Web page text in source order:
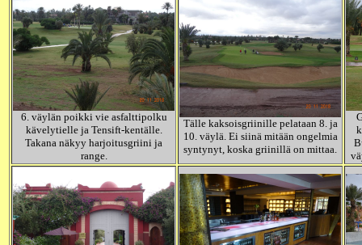
6. väylän poikki vie asfalttipolku
kävelytielle ja Tensift-kentälle.
Takana näkyy harjoitusgriini ja
range.
Tälle kaksoisgriinille pelataan 8. ja
10. väylä. Ei siinä mitään ongelmia
syntynyt, koska griinillä on mittaa.